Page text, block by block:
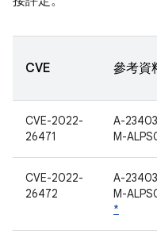
CVE 參考資
CVE-2022-
26471
A-
M-
CVE-2022-
26472
A-
M-
*